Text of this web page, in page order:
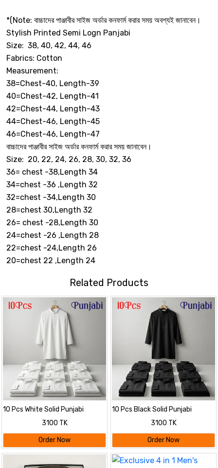
*(Note: বাচ্চাদের পাঞ্জাবীর সাইজ অর্ডার কনফার্ম করার সময় অবশ্যই জানাবেন।
Stylish Printed Semi Logn Panjabi
Size: 38, 40, 42, 44, 46
Fabrics: Cotton
Measurement:
38=Chest-40, Length-39
40=Chest-42, Length-41
42=Chest-44, Length-43
44=Chest-46, Length-45
46=Chest-46, Length-47
বাচ্চাদের পাঞ্জাবীর সাইজ অর্ডার কনফার্ম করার সময় জানাবেন।
Size: 20, 22, 24, 26, 28, 30, 32, 36
36= chest -38,Length 34
34=chest -36 ,Length 32
32=chest -34,Length 30
28=chest 30,Length 32
26= chest -28,Length 30
24=chest -26 ,Length 28
22=chest -24,Length 26
20=chest 22 ,Length 24
Related Products
10 Pcs White Solid Punjabi
3100 TK
Order Now
10 Pcs Black Solid Punjabi
3100 TK
Order Now